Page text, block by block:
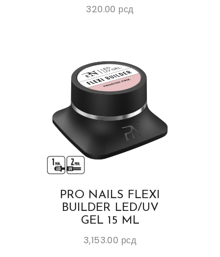
320.00 рсд
PRO NAILS FLEXI
BUILDER LED/UV
GEL 15 ML
3,153.00 рсд